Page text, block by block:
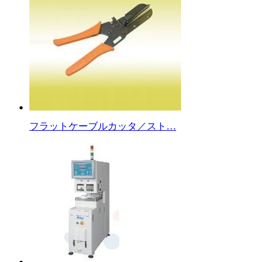
フラットケーブルカッタ／スト…